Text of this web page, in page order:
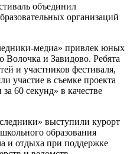
объединил
организаций
медиа» привлек юных
и Завидово. Ребята
и участников фестиваля,
участие в съемке проекта
60 секунд» в качестве
выступили курорт
образования
и отдыха при поддержке